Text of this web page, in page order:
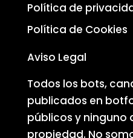
Política de
Política de Cookies
Aviso Legal
Todos los bots,
publicados en
públicos y ninguno
propiedad. No